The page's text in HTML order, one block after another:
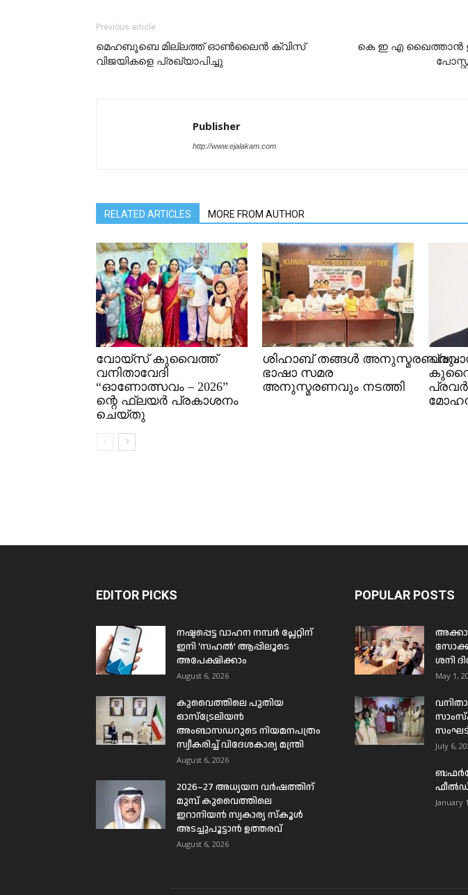
Previous article
മെഹബൂബെ മില്ലത്ത് ഓൺലൈൻ ക്വിസ്
വിജയികളെ പ്രഖ്യാപിച്ചു
കെ ഇ എ ഖൈത്താൻ
Publisher
http://www.ejalakam.com
RELATED ARTICLES MORE FROM AUTHOR
വോയ്സ് കുവൈത്ത്
വനിതാവേദി
“ഓണോത്സവം – 2026”
ന്റെ ഫ്ലയർ പ്രകാശനം
ചെയ്തു
ശിഹാബ് തങ്ങൾ അനുസ്മരണവും
ഭാഷാ സമര
അനുസ്മരണവും നടത്തി
EDITOR PICKS
നഷ്ടപ്പെട്ട വാഹന നമ്പർ പ്ലേറ്റിന്
ഇനി ‘സഹൽ’ ആപ്പിലൂടെ
അപേക്ഷിക്കാം
August 6, 2026
കുവൈത്തിലെ പുതിയ
ഓസ്ട്രേലിയൻ
അംബാസഡറുടെ നിയമനപത്രം
സ്വീകരിച്ച് വിദേശകാര്യ മന്ത്രി
August 6, 2026
2026–27 അധ്യയന വർഷത്തിന്
മുമ്പ് കുവൈത്തിലെ
ഇറാനിയൻ സ്വകാര്യ സ്കൂൾ
അടച്ചുപൂട്ടാൻ ഉത്തരവ്
August 6, 2026
POPULAR POSTS
ശനി
May 1,
July 6,
January